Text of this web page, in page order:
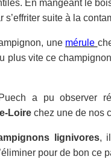
En mangeant le
suite à la
une mérule
plus vite ce
a pu observer
Loire chez une de nos
lignivores,
pour de bon ce